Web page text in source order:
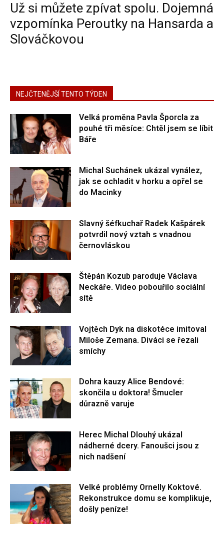
Už si můžete zpívat spolu. Dojemná
vzpomínka Peroutky na Hansarda a
Slováčkovou
NEJČTENĚJŠÍ TENTO TÝDEN
Velká proměna Pavla Šporcla za
pouhé tři měsíce: Chtěl jsem se líbit
Báře
Michal Suchánek ukázal vynález,
jak se ochladit v horku a opřel se
do Macinky
Slavný šéfkuchař Radek Kašpárek
potvrdil nový vztah s vnadnou
černovláskou
Štěpán Kozub paroduje Václava
Neckáře. Video pobouřilo sociální
sítě
Vojtěch Dyk na diskotéce imitoval
Miloše Zemana. Diváci se řezali
smíchy
Dohra kauzy Alice Bendové:
skončila u doktora! Šmucler
důrazně varuje
Herec Michal Dlouhý ukázal
nádherné dcery. Fanoušci jsou z
nich nadšení
Velké problémy Ornelly Koktové.
Rekonstrukce domu se komplikuje,
došly peníze!